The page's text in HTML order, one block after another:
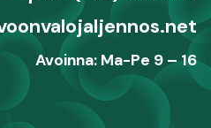
Avoinna: Ma-Pe 9 – 16